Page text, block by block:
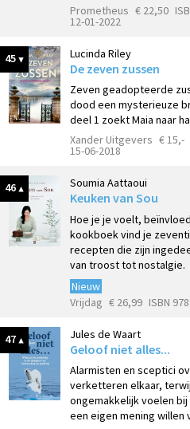
Prometheus € 22,50
12-01-2022
45 Lucinda Riley
De zeven zussen
Zeven geadopteerde
dood een mysterieuze
deel 1 zoekt Maia naar
Xander Uitgevers € 15,-
15-06-2018
46 Soumia Aattaoui
Keuken van Sou
Hoe je je voelt,
kookboek vind je
recepten die zijn
van troost tot nostalgie.
Nieuw
Vrijdag € 26,99 ISBN
47 Jules de Waart
Geloof niet alles...
Alarmisten en sceptici
verketteren elkaar,
ongemakkelijk voelen
een eigen mening willen